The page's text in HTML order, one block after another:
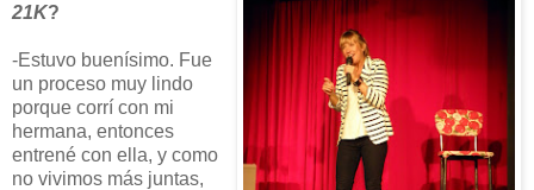
21K?
-Estuvo buenísimo. Fue
un proceso muy lindo
porque corrí con mi
hermana, entonces
entrené con ella, y como
no vivimos más juntas,